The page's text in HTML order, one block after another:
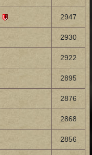
2947
2930
2922
2895
2876
2868
2856